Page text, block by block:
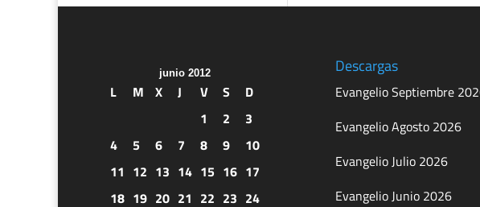
junio 2012
L M X J V S
D
1
2
3
4
5 6 7 8 9
10
11 12 13 14 15 16 17
18 19 20 21 22 23 24
Descargas
Evangelio Septiembre
Evangelio Agosto 2026
Evangelio Julio 2026
Evangelio Junio 2026